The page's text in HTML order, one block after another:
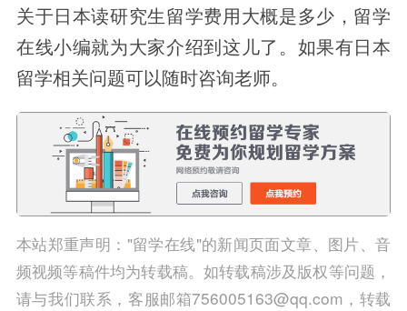
关于日本读研究生留学费用大概是多少，留学
在线小编就为大家介绍到这儿了。如果有日本
留学相关问题可以随时咨询老师。
本站郑重声明："留学在线"的新闻页面文章、图片、音
频视频等稿件均为转载稿。如转载稿涉及版权等问题，
请与我们联系，客服邮箱756005163@qq.com，转载